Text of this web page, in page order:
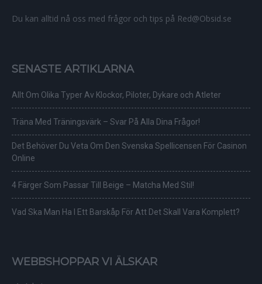
Du kan alltid nå oss med frågor och tips på Red@Obsid.se
SENASTE ARTIKLARNA
Allt Om Olika Typer Av Klockor, Piloter, Dykare och Atleter
Träna Med Träningsvärk – Svar På Alla Dina Frågor!
Det Behöver Du Veta Om Den Svenska Spellicensen För Casinon
Online
4 Färger Som Passar Till Beige – Matcha Med Stil!
Vad Ska Man Ha I Ett Barskåp För Att Det Skall Vara Komplett?
WEBBSHOPPAR VI ÄLSKAR